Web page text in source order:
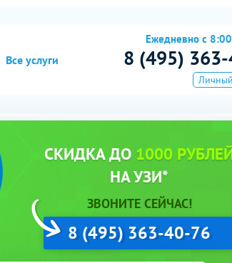
Все услуги
Ежедневно с
8 (495)
СКИДКА ДО 1000
НА УЗИ*
ЗВОНИТЕ СЕЙЧАС!
8 (495) 363-40-76